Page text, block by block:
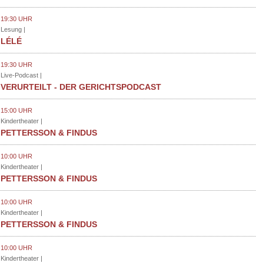
19:30 UHR
Lesung |
LÉLÉ
19:30 UHR
Live-Podcast |
VERURTEILT - DER GERICHTSPODCAST
15:00 UHR
Kindertheater |
PETTERSSON & FINDUS
10:00 UHR
Kindertheater |
PETTERSSON & FINDUS
10:00 UHR
Kindertheater |
PETTERSSON & FINDUS
10:00 UHR
Kindertheater |